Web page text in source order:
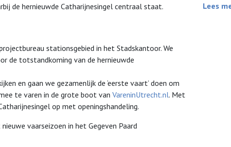
de hernieuwde Catharijnesingel centraal staat.
stationsgebied in het Stadskantoor. We
de totstandkoming van de hernieuwde
en gaan we gezamenlijk de ‘eerste vaart’ doen om
te varen in de grote boot van VareninUtrecht.nl. Met
op met openingshandeling.
vaarseizoen in het Gegeven Paard
Lees